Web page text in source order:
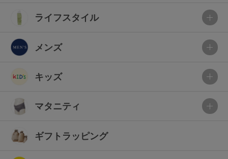
ライフスタイル
メンズ
キッズ
マタニティ
ギフトラッピング